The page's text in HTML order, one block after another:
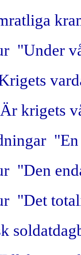
"Under
krigets
"Den
"Det